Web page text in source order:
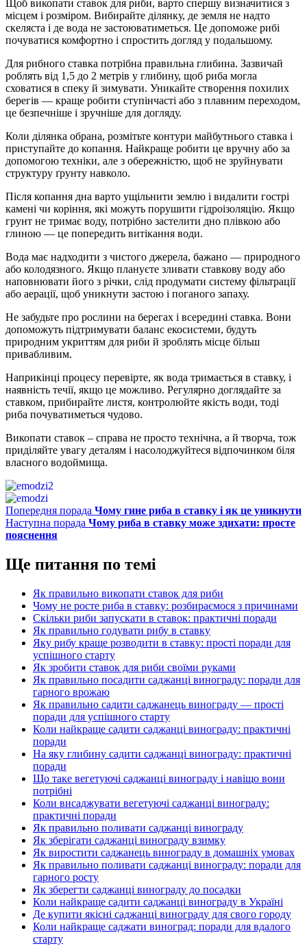
Щоб викопати ставок для риби, варто спершу визначитися з
місцем і розміром. Вибирайте ділянку, де земля не надто
скеляста і де вода не застоюватиметься. Це допоможе рибі
почуватися комфортно і спростить догляд у подальшому.
Для рибного ставка потрібна правильна глибина. Зазвичай
роблять від 1,5 до 2 метрів у глибину, щоб риба могла
сховатися в спеку й зимувати. Уникайте створення похилих
берегів — краще робити ступінчасті або з плавним переходом,
це безпечніше і зручніше для догляду.
Коли ділянка обрана, розмітьте контури майбутнього ставка і
приступайте до копання. Найкраще робити це вручну або за
допомогою техніки, але з обережністю, щоб не зруйнувати
структуру ґрунту навколо.
Після копання дна варто ущільнити землю і видалити гострі
камені чи коріння, які можуть порушити гідроізоляцію. Якщо
грунт не тримає воду, потрібно застелити дно плівкою або
глиною — це попередить витікання води.
Вода має надходити з чистого джерела, бажано — природного
або колодязного. Якщо плануєте зливати ставкову воду або
наповнювати його з річки, слід продумати систему фільтрації
або аерації, щоб уникнути застою і поганого запаху.
Не забудьте про рослини на берегах і всередині ставка. Вони
допоможуть підтримувати баланс екосистеми, будуть
природним укриттям для риби й зроблять місце більш
привабливим.
Наприкінці процесу перевірте, як вода тримається в ставку, і
наявність течії, якщо це можливо. Регулярно доглядайте за
ставком, прибирайте листя, контролюйте якість води, тоді
риба почуватиметься чудово.
Викопати ставок – справа не просто технічна, а й творча, тож
приділяйте увагу деталям і насолоджуйтеся відпочинком біля
власного водоймища.
Попередня порада Чому гине риба в ставку і як це уникнути
Наступна порада Чому риба в ставку може здихати: просте
пояснення
Ще питання по темі
Як правильно викопати ставок для риби
Чому не росте риба в ставку: розбираємося з причинами
Скільки риби запускати в ставок: практичні поради
Як правильно годувати рибу в ставку
Яку рибу краще розводити в ставку: прості поради для
успішного старту
Як зробити ставок для риби своїми руками
Як правильно посадити саджанці винограду: поради для
гарного врожаю
Як правильно садити саджанець винограду — прості
поради для успішного старту
Коли найкраще садити саджанці винограду: практичні
поради
На яку глибину садити саджанці винограду: практичні
поради
Що таке вегетуючі саджанці винограду і навіщо вони
потрібні
Коли висаджувати вегетуючі саджанці винограду:
практичні поради
Як правильно поливати саджанці винограду
Як зберігати саджанці винограду взимку
Як виростити саджанець винограду в домашніх умовах
Як правильно поливати саджанці винограду: поради для
гарного росту
Як зберегти саджанці винограду до посадки
Коли найкраще садити саджанці винограду в Україні
Де купити якісні саджанці винограду для свого городу
Коли найкраще саджати виноград: поради для вдалого
старту